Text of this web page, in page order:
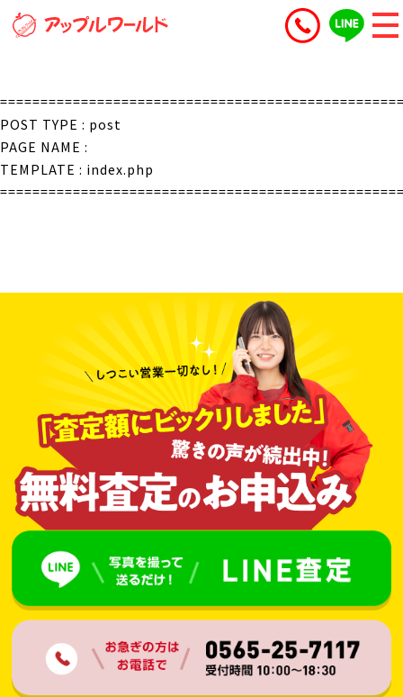
POST TYPE : post
PAGE NAME :
TEMPLATE : index.php